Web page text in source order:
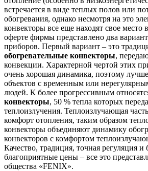
встречается в виде теплых полов или
обогревания, однако несмотря на это
конвекторы все еще находят свое
оферте фирмы представлено два
приборов. Первый вариант – это
обогревательные конвекторы,
конвекции. Характерной чертой этих
очень хорошая динамика, поэтому
объектов с временным или
людей. К более прогрессивным
конвекторы, 50 % тепла которых
теплоизлучения. Теплоизлучающая
комфорт отопления, таким образом
конвекторы объединяют динамику
конвекторов с комфортом
Качество, традиция, точная регуляция и
благоприятные цены – все это
общества «FENIX».